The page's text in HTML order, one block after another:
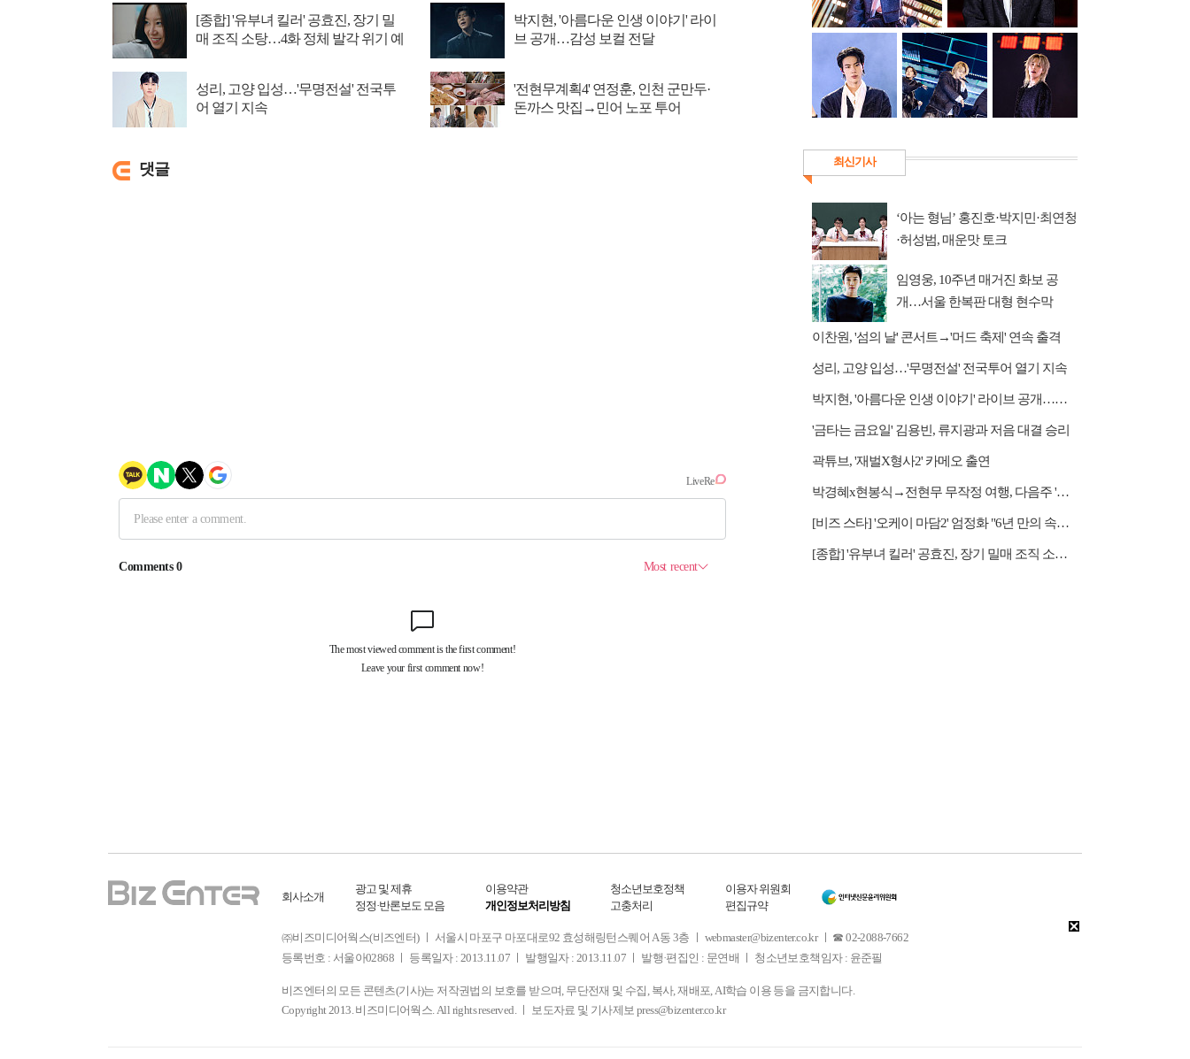
[종합] '유부녀 킬러' 공효진, 장기 밀
매 조직 소탕…4화 정체 발각 위기 예
박지현, '아름다운 인생 이야기' 라이
브 공개…감성 보컬 전달
성리, 고양 입성…'무명전설' 전국투
어 열기 지속
'전현무계획4' 연정훈, 인천 군만두·
돈까스 맛집→민어 노포 투어
댓글 최신기사
‘아는 형님’ 홍진호·박지민·최연청
·허성범, 매운맛 토크
임영웅, 10주년 매거진 화보 공
개…서울 한복판 대형 현수막
이찬원, '섬의 날' 콘서트→'머드 축제' 연속 출격
성리, 고양 입성…'무명전설' 전국투어 열기 지속
박지현, '아름다운 인생 이야기' 라이브 공개…감성 보컬 전달
'금타는 금요일' 김용빈, 류지광과 저음 대결 승리
곽튜브, '재벌X형사2' 카메오 출연
박경혜x현봉식→전현무 무작정 여행, 다음주 '나 혼자 산다' 예고
[비즈 스타] '오케이 마담2' 엄정화 "6년 만의 속편 제작, 하늘의 뜻"(인터뷰)
[종합] '유부녀 킬러' 공효진, 장기 밀매 조직 소탕…4화 정체 발각 위기 예고
회사소개
광고 및 제휴
정정·반론보도 모음
이용약관
개인정보처리방침
청소년보호정책
고충처리
이용자 위원회
편집규약
㈜비즈미디어웍스(비즈엔터) ㅣ 서울시 마포구 마포대로92 효성해링턴스퀘어 A동 3층 ㅣ webmaster@bizenter.co.kr ㅣ ☎ 02-2088-7662
등록번호 : 서울아02868 ㅣ 등록일자 : 2013.11.07 ㅣ 발행일자 : 2013.11.07 ㅣ 발행·편집인 : 문연배 ㅣ 청소년보호책임자 : 윤준필
비즈엔터의 모든 콘텐츠(기사)는 저작권법의 보호를 받으며, 무단전재 및 수집, 복사, 재배포, AI학습 이용 등을 금지합니다.
Copyright 2013. 비즈미디어웍스. All rights reserved. ㅣ 보도자료 및 기사제보 press@bizenter.co.kr